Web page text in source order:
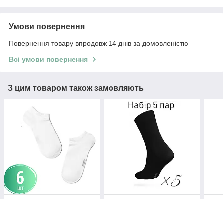
Умови повернення
Повернення товару впродовж 14 днів за домовленістю
Всі умови повернення
З цим товаром також замовляють